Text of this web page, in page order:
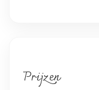
Prijzen